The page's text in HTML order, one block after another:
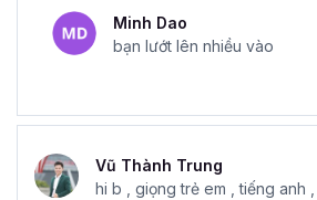
Minh Dao
bạn lướt lên nhiều vào
Vũ Thành Trung
hi b , giọng trẻ em , tiếng anh